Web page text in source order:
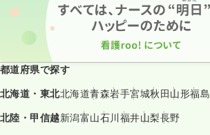
都道府県で探す
北海道・東北北海道青森岩手宮城秋田山形福島
北陸・甲信越新潟富山石川福井山梨長野